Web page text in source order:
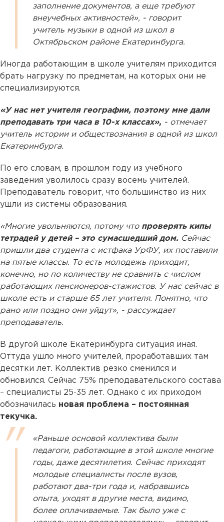
заполнение документов, а еще требуют
внеучебных активностей», - говорит
учитель музыки в одной из школ в
Октябрьском районе Екатеринбурга.
Иногда работающим в школе учителям приходится
брать нагрузку по предметам, на которых они не
специализируются.
«У нас нет учителя географии, поэтому мне дали
преподавать три часа в 10-х классах», - отмечает
учитель истории и обществознания в одной из школ
Екатеринбурга.
По его словам, в прошлом году из учебного
заведения уволилось сразу восемь учителей.
Преподаватель говорит, что большинство из них
ушли из системы образования.
«Многие увольняются, потому что проверять кипы
тетрадей у детей – это сумасшедший дом. Сейчас
пришли два студента с истфака УрФУ, их поставили
на пятые классы. То есть молодежь приходит,
конечно, но по количеству не сравнить с числом
работающих пенсионеров-стажистов. У нас сейчас в
школе есть и старше 65 лет учителя. Понятно, что
рано или поздно они уйдут», - рассуждает
преподаватель.
В другой школе Екатеринбурга ситуация иная.
Оттуда ушло много учителей, проработавших там
десятки лет. Коллектив резко сменился и
обновился. Сейчас 75% преподавательского состава
– специалисты 25-35 лет. Однако с их приходом
обозначилась новая проблема – постоянная
текучка.
«Раньше основой коллектива были
педагоги, работающие в этой школе многие
годы, даже десятилетия. Сейчас приходят
молодые специалисты после вузов,
работают два-три года и, набравшись
опыта, уходят в другие места, видимо,
более оплачиваемые. Так было уже с